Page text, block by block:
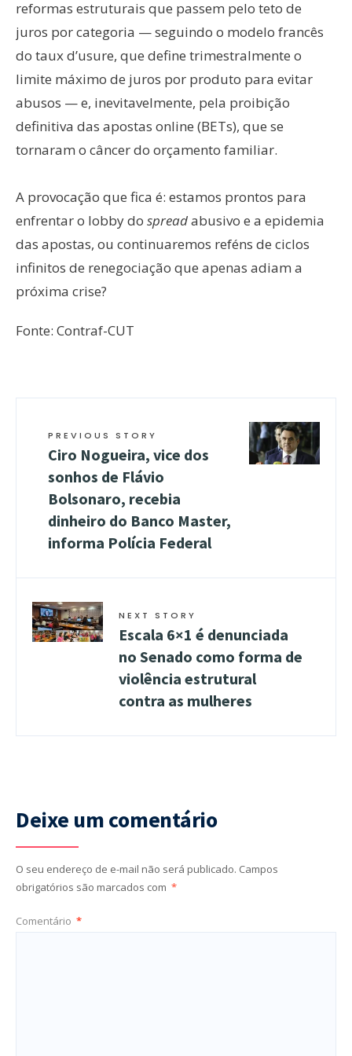
reformas estruturais que passem pelo teto de
juros por categoria — seguindo o modelo francês
do taux d’usure, que define trimestralmente o
limite máximo de juros por produto para evitar
abusos — e, inevitavelmente, pela proibição
definitiva das apostas online (BETs), que se
tornaram o câncer do orçamento familiar.
A provocação que fica é: estamos prontos para
enfrentar o lobby do spreadabusivo e a epidemia
das apostas, ou continuaremos reféns de ciclos
infinitos de renegociação que apenas adiam a
próxima crise?
Fonte: Contraf-CUT
PREVIOUS STORY
Ciro Nogueira, vice dos
sonhos de Flávio
Bolsonaro, recebia
dinheiro do Banco Master,
informa Polícia Federal
NEXT STORY
Escala 6×1 é denunciada
no Senado como forma de
violência estrutural
contra as mulheres
Deixe um comentário
O seu endereço de e-mail não será publicado. Campos
obrigatórios são marcados com *
Comentário *